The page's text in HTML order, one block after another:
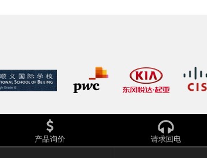
产品询价 请求回电